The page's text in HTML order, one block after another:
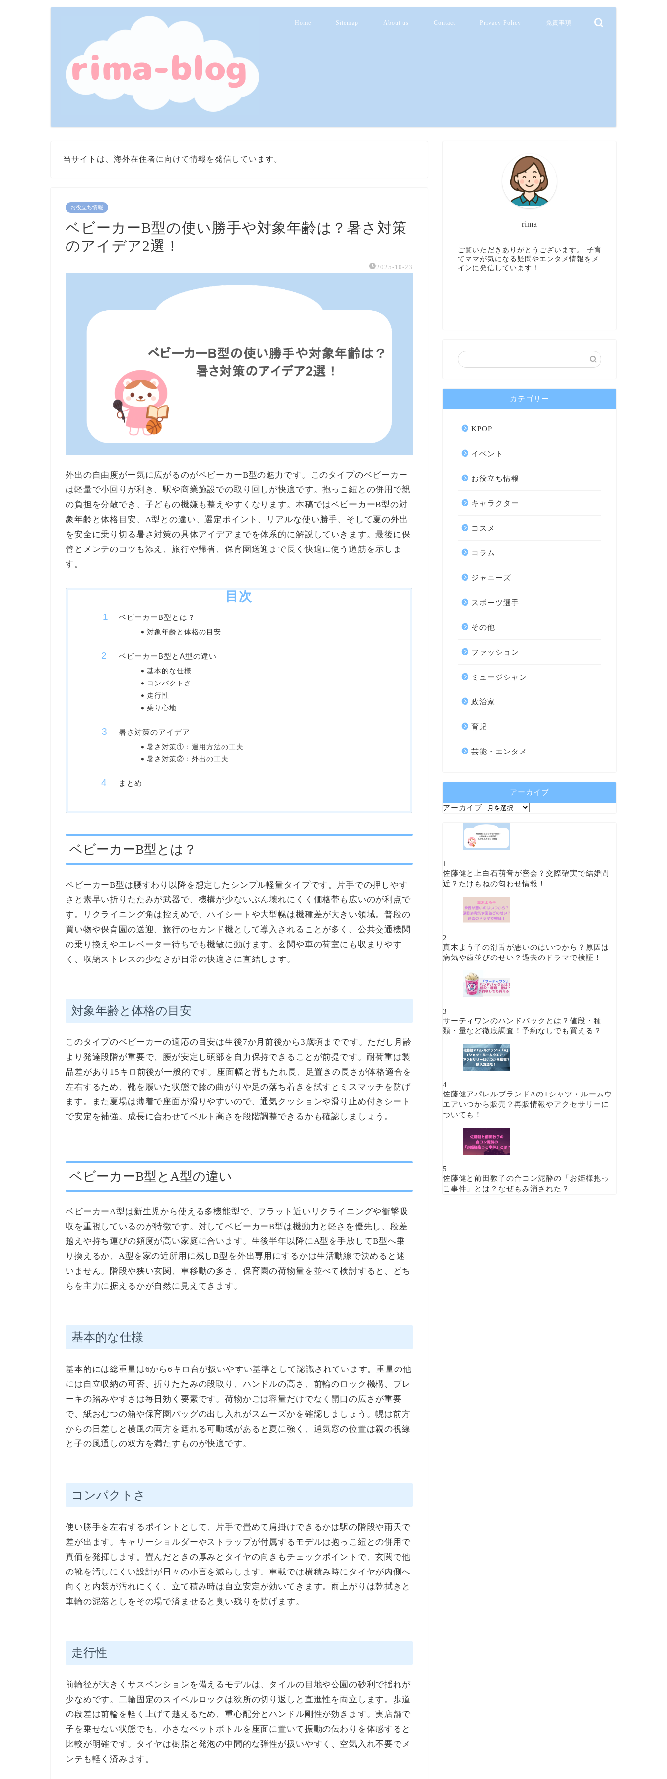
Home Sitemap About us Contact Privacy Policy 免責事項
当サイトは、海外在住者に向けて情報を発信しています。
お役立ち情報
ベビーカーB型の使い勝手や対象年齢は？暑さ対策
のアイデア2選！
2025-10-23
外出の自由度が一気に広がるのがベビーカーB型の魅力です。このタイプのベビーカー
は軽量で小回りが利き、駅や商業施設での取り回しが快適です。抱っこ紐との併用で親
の負担を分散でき、子どもの機嫌も整えやすくなります。本稿ではベビーカーB型の対
象年齢と体格目安、A型との違い、選定ポイント、リアルな使い勝手、そして夏の外出
を安全に乗り切る暑さ対策の具体アイデアまでを体系的に解説していきます。最後に保
管とメンテのコツも添え、旅行や帰省、保育園送迎まで長く快適に使う道筋を示しま
す。
目次
ベビーカーB型とは？
対象年齢と体格の目安
ベビーカーB型とA型の違い
基本的な仕様
コンパクトさ
走行性
乗り心地
暑さ対策のアイデア
暑さ対策①：運用方法の工夫
暑さ対策②：外出の工夫
まとめ
ベビーカーB型とは？
ベビーカーB型は腰すわり以降を想定したシンプル軽量タイプです。片手での押しやす
さと素早い折りたたみが武器で、機構が少ないぶん壊れにくく価格帯も広いのが利点で
す。リクライニング角は控えめで、ハイシートや大型幌は機種差が大きい領域。普段の
買い物や保育園の送迎、旅行のセカンド機として導入されることが多く、公共交通機関
の乗り換えやエレベーター待ちでも機敏に動けます。玄関や車の荷室にも収まりやす
く、収納ストレスの少なさが日常の快適さに直結します。
対象年齢と体格の目安
このタイプのベビーカーの適応の目安は生後7か月前後から3歳頃までです。ただし月齢
より発達段階が重要で、腰が安定し頭部を自力保持できることが前提です。耐荷重は製
品差があり15キロ前後が一般的です。座面幅と背もたれ長、足置きの長さが体格適合を
左右するため、靴を履いた状態で膝の曲がりや足の落ち着きを試すとミスマッチを防げ
ます。また夏場は薄着で座面が滑りやすいので、通気クッションや滑り止め付きシート
で安定を補強。成長に合わせてベルト高さを段階調整できるかも確認しましょう。
ベビーカーB型とA型の違い
ベビーカーA型は新生児から使える多機能型で、フラット近いリクライニングや衝撃吸
収を重視しているのが特徴です。対してベビーカーB型は機動力と軽さを優先し、段差
越えや持ち運びの頻度が高い家庭に合います。生後半年以降にA型を手放してB型へ乗
り換えるか、A型を家の近所用に残しB型を外出専用にするかは生活動線で決めると迷
いません。階段や狭い玄関、車移動の多さ、保育園の荷物量を並べて検討すると、どち
らを主力に据えるかが自然に見えてきます。
基本的な仕様
基本的には総重量は6から6キロ台が扱いやすい基準として認識されています。重量の他
には自立収納の可否、折りたたみの段取り、ハンドルの高さ、前輪のロック機構、ブレ
ーキの踏みやすさは毎日効く要素です。荷物かごは容量だけでなく開口の広さが重要
で、紙おむつの箱や保育園バッグの出し入れがスムーズかを確認しましょう。幌は前方
からの日差しと横風の両方を遮れる可動域があると夏に強く、通気窓の位置は親の視線
と子の風通しの双方を満たすものが快適です。
コンパクトさ
使い勝手を左右するポイントとして、片手で畳めて肩掛けできるかは駅の階段や雨天で
差が出ます。キャリーショルダーやストラップが付属するモデルは抱っこ紐との併用で
真価を発揮します。畳んだときの厚みとタイヤの向きもチェックポイントで、玄関で他
の靴を汚しにくい設計が日々の小言を減らします。車載では横積み時にタイヤが内側へ
向くと内装が汚れにくく、立て積み時は自立安定が効いてきます。雨上がりは乾拭きと
車輪の泥落としをその場で済ませると臭い残りを防げます。
走行性
前輪径が大きくサスペンションを備えるモデルは、タイルの目地や公園の砂利で揺れが
少なめです。二輪固定のスイベルロックは狭所の切り返しと直進性を両立します。歩道
の段差は前輪を軽く上げて越えるため、重心配分とハンドル剛性が効きます。実店舗で
子を乗せない状態でも、小さなペットボトルを座面に置いて振動の伝わりを体感すると
比較が明確です。タイヤは樹脂と発泡の中間的な弾性が扱いやすく、空気入れ不要でメ
ンテも軽く済みます。
rima
ご覧いただきありがとうございます。 子育
てママが気になる疑問やエンタメ情報をメ
インに発信しています！
カテゴリー
KPOP
イベント
お役立ち情報
キャラクター
コスメ
コラム
ジャニーズ
スポーツ選手
その他
ファッション
ミュージシャン
政治家
育児
芸能・エンタメ
アーカイブ
アーカイブ
1
佐藤健と上白石萌音が密会？交際確実で結婚間
近？たけもねの匂わせ情報！
2
真木よう子の滑舌が悪いのはいつから？原因は
病気や歯並びのせい？過去のドラマで検証！
3
サーティワンのハンドパックとは？値段・種
類・量など徹底調査！予約なしでも買える？
4
佐藤健アパレルブランドAのTシャツ・ルームウ
エアいつから販売？再販情報やアクセサリーに
ついても！
5
佐藤健と前田敦子の合コン泥酔の「お姫様抱っ
こ事件」とは？なぜもみ消された？